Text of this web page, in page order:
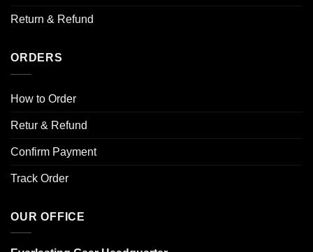
Return & Refund
ORDERS
How to Order
Retur & Refund
Confirm Payment
Track Order
OUR OFFICE